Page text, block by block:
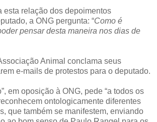
esta relação dos depoimentos
a ONG pergunta: “Como é
pensar desta maneira nos dias de
Animal conclama seus
e-mails de protestos para o deputado.
em oposição à ONG, pede “a todos os
ontologicamente diferentes
que também se manifestem, enviando